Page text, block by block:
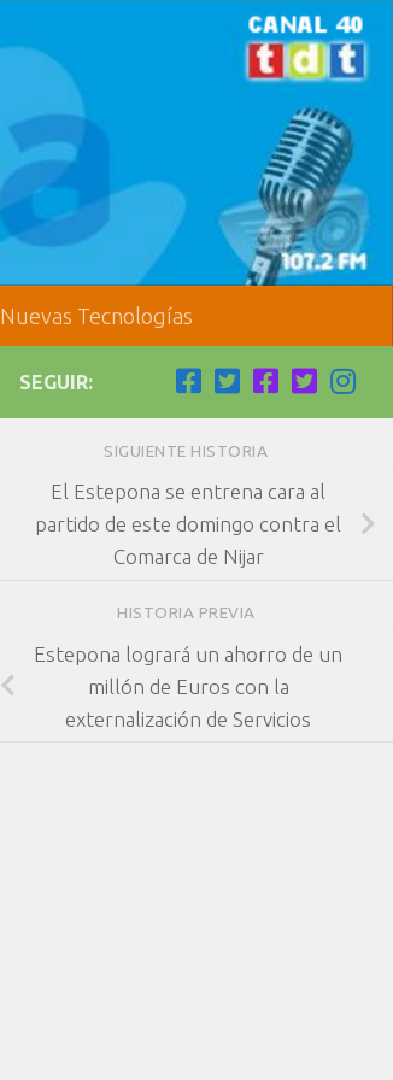
Nuevas Tecnologías
SEGUIR:
SIGUIENTE HISTORIA
El Estepona se entrena cara al
partido de este domingo contra el
Comarca de Nijar
HISTORIA PREVIA
Estepona logrará un ahorro de un
millón de Euros con la
externalización de Servicios